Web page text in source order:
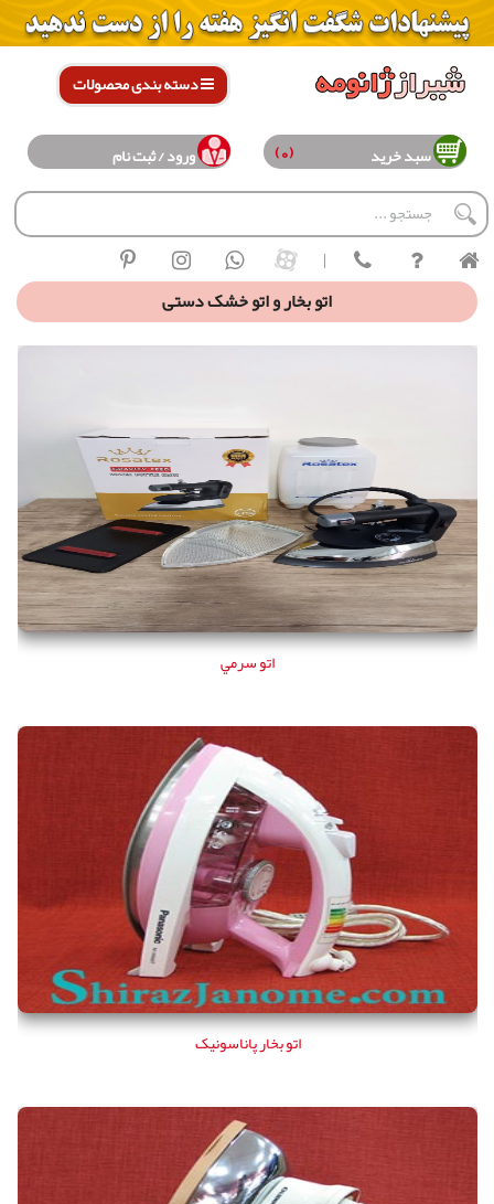
دسته بندی محصولات
سبد خرید (0) ورود / ثبت نام
|
اتو بخار و اتو خشک دستی
اتو سرمي
اتو سرمي
اتو بخار پاناسونیک
اتو بخار پاناسونیک